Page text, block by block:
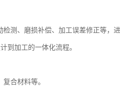
测、磨损补偿、加工误差修正等，
到加工的一体化流程。
合材料等。